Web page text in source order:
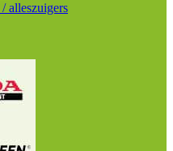
alleszuigers